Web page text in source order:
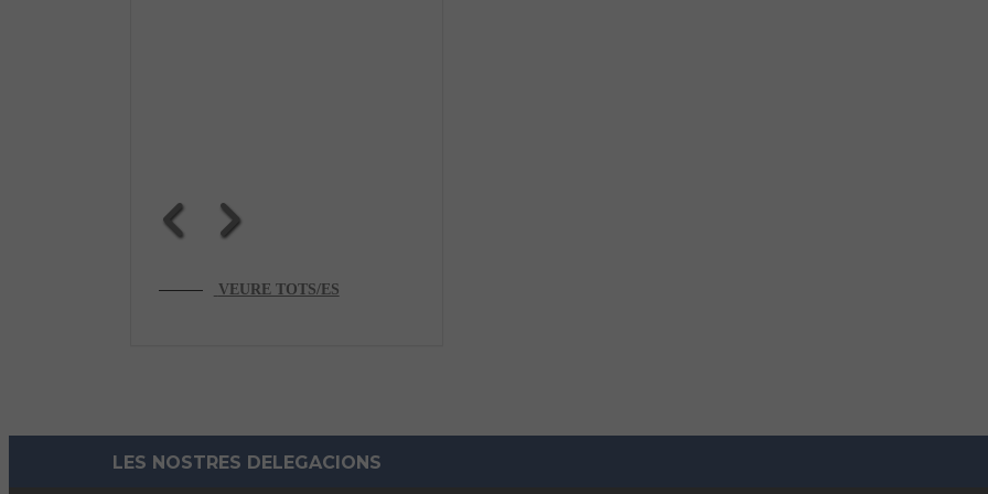
VEURE TOTS/ES
LES NOSTRES DELEGACIONS